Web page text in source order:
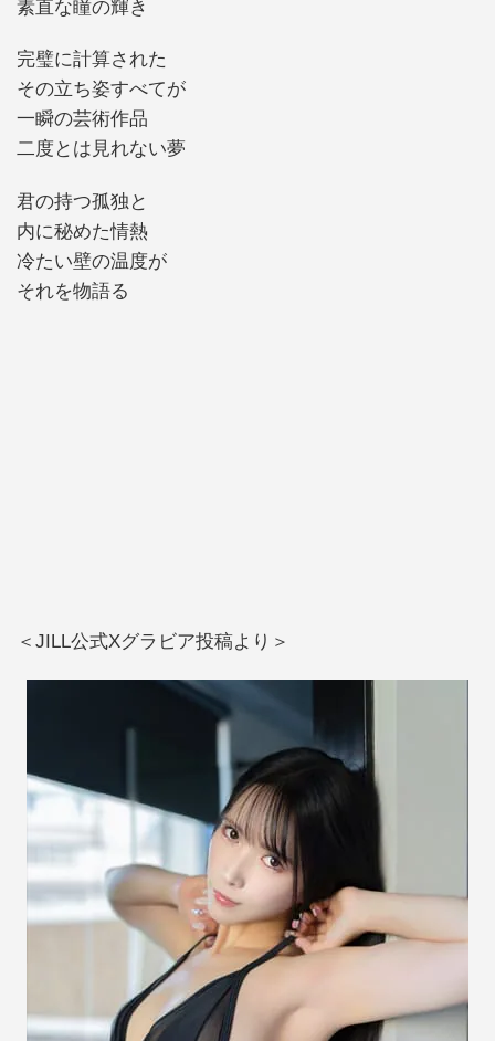
素直な瞳の輝き
完璧に計算された
その立ち姿すべてが
一瞬の芸術作品
二度とは見れない夢
君の持つ孤独と
内に秘めた情熱
冷たい壁の温度が
それを物語る
＜JILL公式Xグラビア投稿より＞